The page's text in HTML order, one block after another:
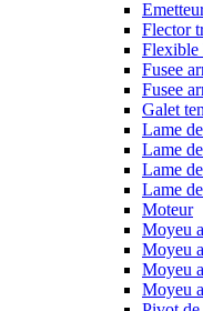
Flector
Flexible
Fusee
Fusee
Galet
Lame
Lame
Lame
Lame
Moteur
Moyeu
Moyeu
Moyeu
Moyeu